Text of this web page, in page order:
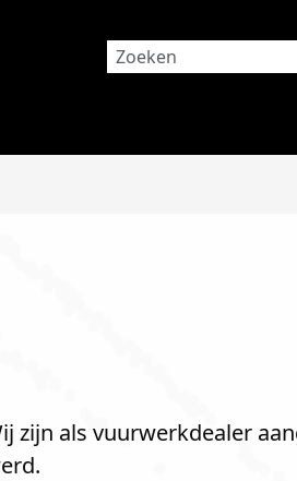
zijn als vuurwerkdealer